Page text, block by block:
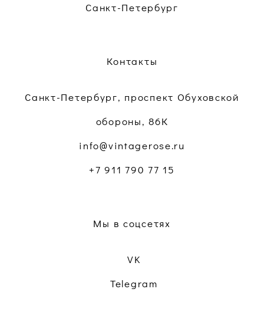
Санкт-Петербург
Контакты
Санкт-Петербург, проспект Обуховской
обороны, 86К
info@vintagerose.ru
+7 911 790 77 15
Мы в соцсетях
VK
Telegram